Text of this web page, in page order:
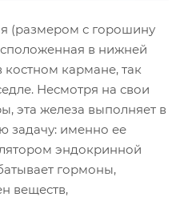
(размером с горошину
в нижней
костном кармане, так
Несмотря на свои
эта железа выполняет в
задачу: именно ее
эндокринной
гормоны,
веществ,